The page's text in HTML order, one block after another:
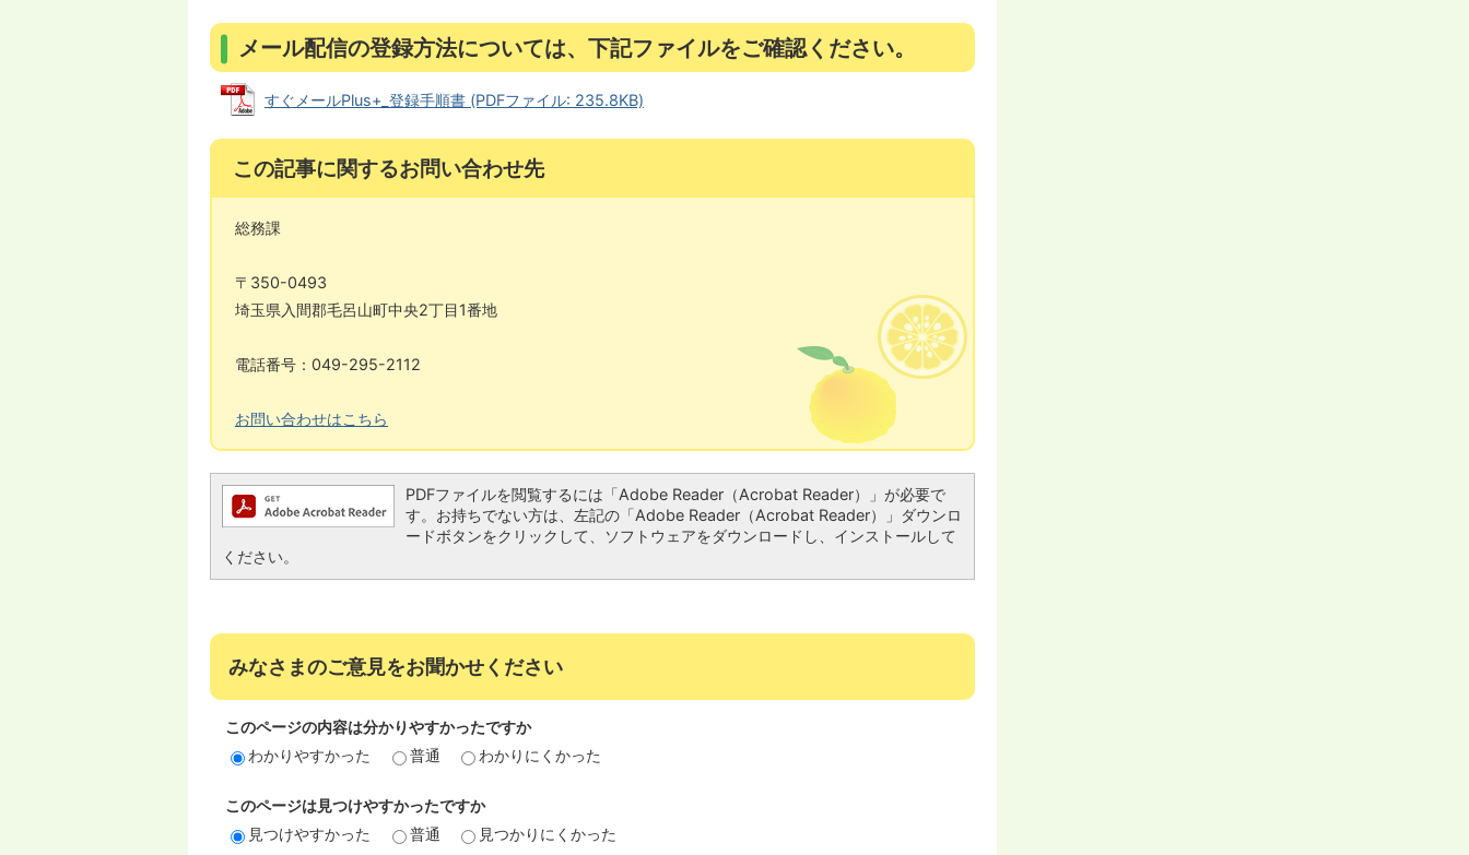
メール配信の登録方法については、下記ファイルをご確認ください。
すぐメールPlus+_登録手順書 (PDFファイル: 235.8KB)
この記事に関するお問い合わせ先
総務課
〒350-0493
埼玉県入間郡毛呂山町中央2丁目1番地
電話番号：049-295-2112
お問い合わせはこちら
PDFファイルを閲覧するには「Adobe Reader（Acrobat Reader）」が必要で
す。お持ちでない方は、左記の「Adobe Reader（Acrobat Reader）」ダウンロ
ードボタンをクリックして、ソフトウェアをダウンロードし、インストールして
ください。
みなさまのご意見をお聞かせください
このページの内容は分かりやすかったですか
わかりやすかった
普通 わかりにくかった
このページは見つけやすかったですか
見つけやすかった
普通 見つかりにくかった